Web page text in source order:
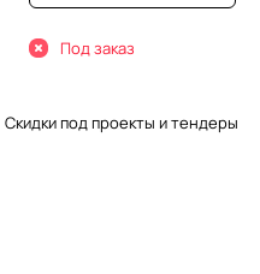
Под заказ
Скидки под проекты и тендеры